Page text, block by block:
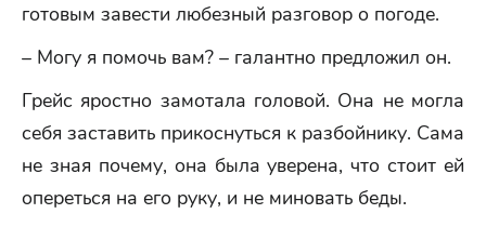
готовым завести любезный разговор о погоде.
– Могу я помочь вам? – галантно предложил он.
Грейс яростно замотала головой. Она не могла
себя заставить прикоснуться к разбойнику. Сама
не зная почему, она была уверена, что стоит ей
опереться на его руку, и не миновать беды.